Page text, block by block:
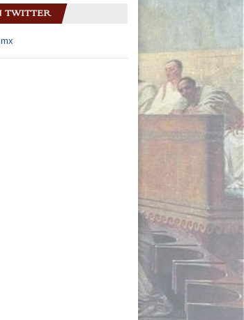
TWITTER